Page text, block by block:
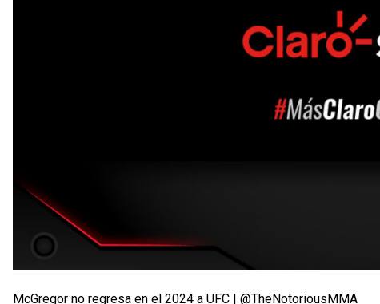
McGregor no regresa en el 2024 a UFC | @TheNotoriousMMA